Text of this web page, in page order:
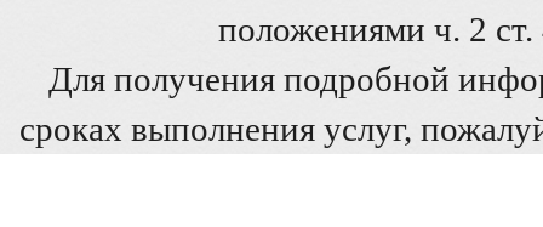
положениями ч. 2
Для получения подробной
сроках выполнения услуг,